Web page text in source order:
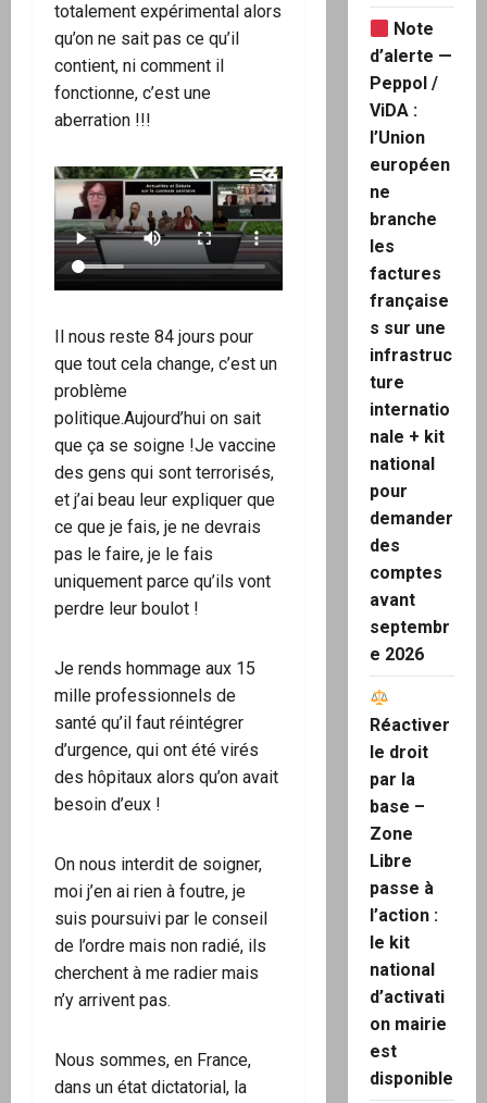
totalement expérimental alors
qu’on ne sait pas ce qu’il
contient, ni comment il
fonctionne, c’est une
aberration !!!
Il nous reste 84 jours pour
que tout cela change, c’est un
problème
politique.Aujourd’hui on sait
que ça se soigne !Je vaccine
des gens qui sont terrorisés,
et j’ai beau leur expliquer que
ce que je fais, je ne devrais
pas le faire, je le fais
uniquement parce qu’ils vont
perdre leur boulot !
Je rends hommage aux 15
mille professionnels de
santé qu’il faut réintégrer
d’urgence, qui ont été virés
des hôpitaux alors qu’on avait
besoin d’eux !
On nous interdit de soigner,
moi j’en ai rien à foutre, je
suis poursuivi par le conseil
de l’ordre mais non radié, ils
cherchent à me radier mais
n’y arrivent pas.
Nous sommes, en France,
dans un état dictatorial, la
Note
d’alerte —
Peppol /
ViDA :
l’Union
européen
ne
branche
les
factures
française
s sur une
infrastruc
ture
internatio
nale + kit
national
pour
demander
des
comptes
avant
septembr
e 2026
Réactiver
le droit
par la
base –
Zone
Libre
passe à
l’action :
le kit
national
d’activati
on mairie
est
disponible